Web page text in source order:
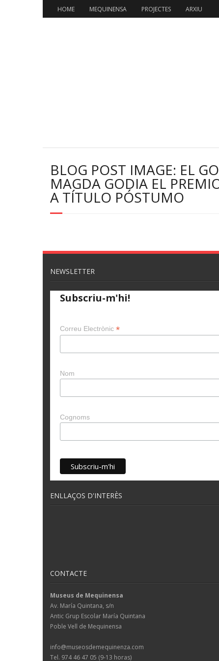
HOME MEQUINENSA PROJECTES ARXIU
BLOG POST IMAGE: EL
MAGDA GODIA EL
A TÍTULO PÓSTUMO
NEWSLETTER
Subscriu-m'hi!
Correu Electrònic *
Nom
Cognoms
ENLLAÇOS D'INTERÈS
CONTACTE
Museus de Mequinensa
Av. María Quintana, s/n
Antic Grup Escolar María Quintana
Poble Vell de Mequinensa
info@museosdemequinenza.com
Tel. 974 46 47 05 (9-13 horas)